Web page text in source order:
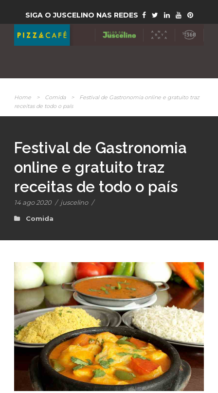
SIGA O JUSCELINO NAS REDES
Home > Comida >
Festival de Gastronomia online e gratuito traz
receitas de todo o país
Festival de Gastronomia
online e gratuito traz
receitas de todo o país
14 ago 2020 / juscelino /
Comida